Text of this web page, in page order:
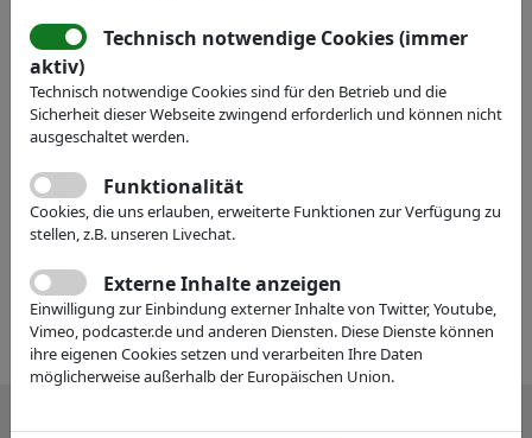
IVAM Fachverband für Mikrotechnik Mitglieder
camLine GmbH
Industrial engineering, software solutions
Webseite
Technisch notwendige Cookies (immer
aktiv)
Technisch notwendige Cookies sind für den Betrieb und die
Sicherheit dieser Webseite zwingend erforderlich und können nicht
ausgeschaltet werden.
Funktionalität
Cookies, die uns erlauben, erweiterte Funktionen zur Verfügung zu
stellen, z.B. unseren Livechat.
Externe Inhalte anzeigen
Einwilligung zur Einbindung externer Inhalte von Twitter, Youtube,
Vimeo, podcaster.de und anderen Diensten. Diese Dienste können
ihre eigenen Cookies setzen und verarbeiten Ihre Daten
möglicherweise außerhalb der Europäischen Union.